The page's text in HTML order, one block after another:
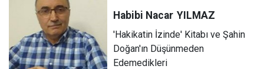
Habibi Nacar YILMAZ
'Hakikatin İzinde' Kitabı ve Şahin
Doğan'ın Düşünmeden
Edemedikleri